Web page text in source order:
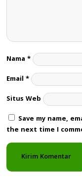
Nama *
Email *
Situs Web
Save my name,
the next time I